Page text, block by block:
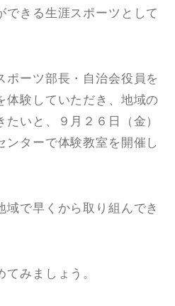
できる生涯スポーツとして
ポーツ部長・自治会役員を
体験していただき、地域の
いと、９月２６日（金）
ンターで体験教室を開催し
域で早くから取り組んでき
みましょう。